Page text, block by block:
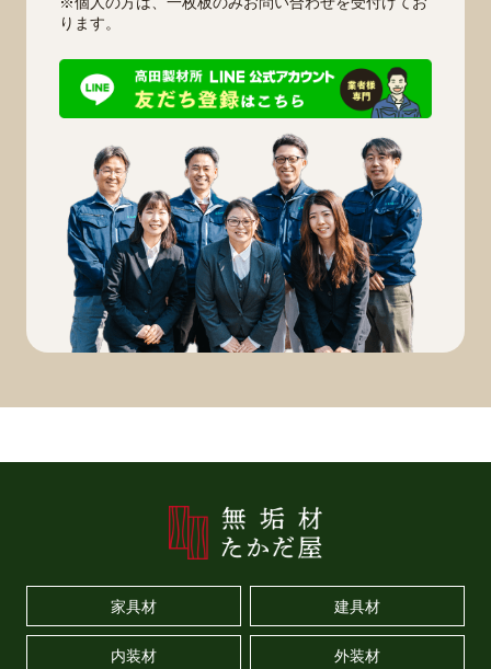
ります。
家具材 建具材
内装材 外装材